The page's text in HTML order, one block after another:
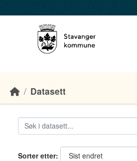
Datasett
Sorter etter